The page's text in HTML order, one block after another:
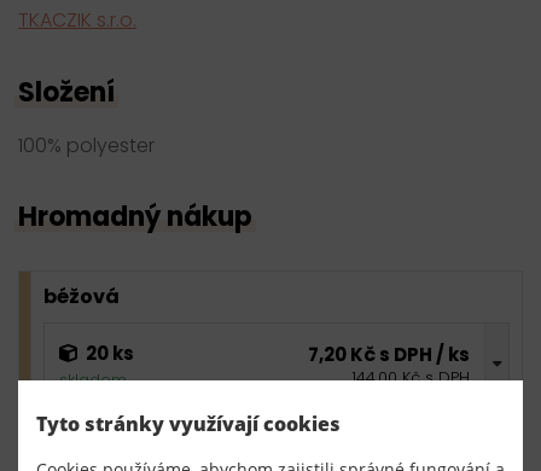
TKACZIK s.r.o.
Složení
100% polyester
Hromadný nákup
béžová
20 ks
skladem
7,20 Kč s DPH / ks
144,00 Kč s DPH
bal.
Tyto stránky využívají cookies